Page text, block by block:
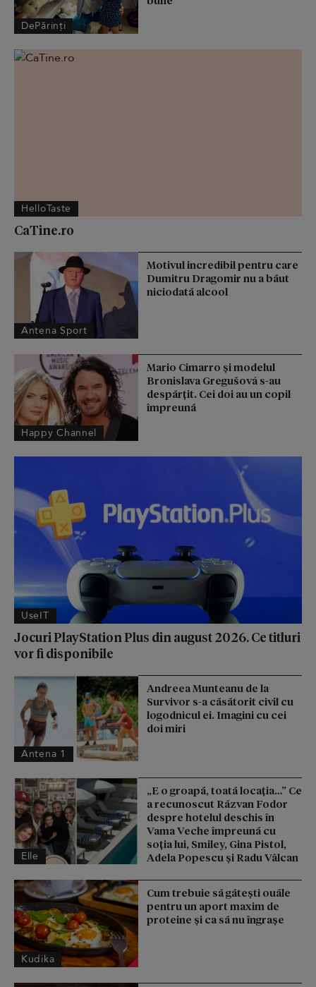
DePărinți
HelloTaste
CaTine.ro
Antena Sport
Motivul incredibil pentru care
Dumitru Dragomir nu a băut
niciodată alcool
Happy Channel
Mario Cimarro și modelul
Bronislava Gregušová s-au
despărțit. Cei doi au un copil
împreună
UseIT
Jocuri PlayStation Plus din august 2026. Ce titluri
vor fi disponibile
Antena 1
Andreea Munteanu de la
Survivor s-a căsătorit civil cu
logodnicul ei. Imagini cu cei
doi miri
Elle
„E o groapă, toată locația…” Ce
a recunoscut Răzvan Fodor
despre hotelul deschis în
Vama Veche împreună cu
soția lui, Smiley, Gina Pistol,
Adela Popescu și Radu Vâlcan
Kudika
Cum trebuie să gătești ouăle
pentru un aport maxim de
proteine și ca să nu îngrașe